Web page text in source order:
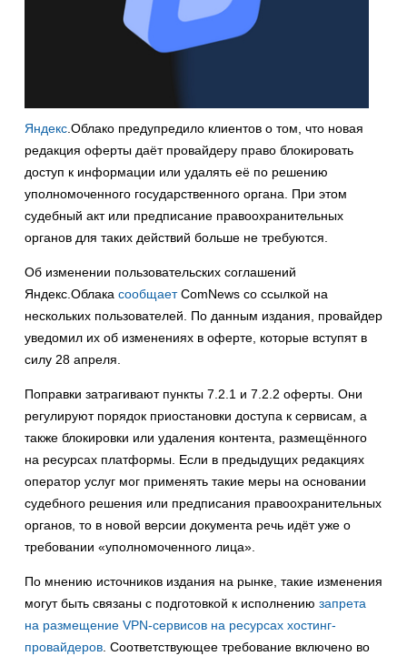
Яндекс.Облако предупредило клиентов о том, что новая
редакция оферты даёт провайдеру право блокировать
доступ к информации или удалять её по решению
уполномоченного государственного органа. При этом
судебный акт или предписание правоохранительных
органов для таких действий больше не требуются.
Об изменении пользовательских соглашений
Яндекс.Облака сообщаетComNews со ссылкой на
нескольких пользователей. По данным издания, провайдер
уведомил их об изменениях в оферте, которые вступят в
силу 28 апреля.
Поправки затрагивают пункты 7.2.1 и 7.2.2 оферты. Они
регулируют порядок приостановки доступа к сервисам, а
также блокировки или удаления контента, размещённого
на ресурсах платформы. Если в предыдущих редакциях
оператор услуг мог применять такие меры на основании
судебного решения или предписания правоохранительных
органов, то в новой версии документа речь идёт уже о
требовании «уполномоченного лица».
По мнению источников издания на рынке, такие изменения
могут быть связаны с подготовкой к исполнению запрета
на размещение VPN-сервисов на ресурсах хостинг-
провайдеров. Соответствующее требование включено во